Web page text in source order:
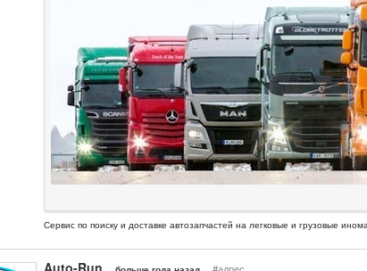
Сервис по поиску и доставке автозапчастей на легковые и грузовые
Auto-Run #адрес